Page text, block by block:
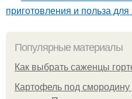
приготовления и польза для
Популярные материалы
Как выбрать саженцы
Картофель под